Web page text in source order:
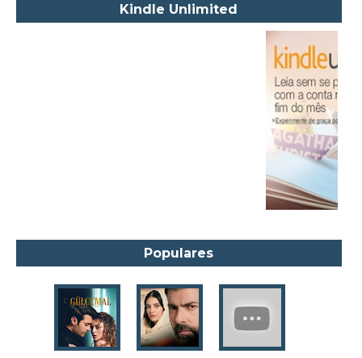
Alexandre Dumas Filho
Angela Marsons
Anne Frank
Anne Gracie
Anne Hampson
Anne Mather
Kindle Unlimited
Populares